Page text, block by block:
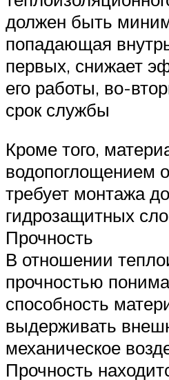
должен быть
попадающая
первых, снижает
его работы, во-
срок службы
Кроме того,
водопоглощением
требует монтажа
гидрозащитных
Прочность
В отношении
прочностью
способность
выдерживать
механическое
Прочность